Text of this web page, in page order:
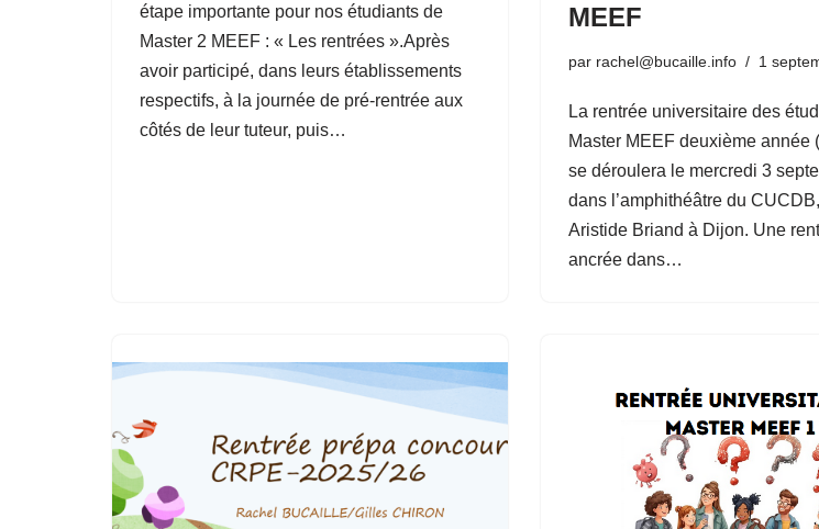
étape importante pour nos étudiants de
Master 2 MEEF : « Les rentrées ».Après
avoir participé, dans leurs établissements
respectifs, à la journée de pré-rentrée aux
côtés de leur tuteur, puis…
MEEF
par rachel@bucaille.info 1
La rentrée universitaire des
Master MEEF deuxième année
se déroulera le mercredi 3
dans l’amphithéâtre du
Aristide Briand à Dijon. Une
ancrée dans…